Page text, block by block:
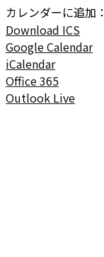
カレンダーに追加：
Download ICS
Google Calendar
iCalendar
Office 365
Outlook Live